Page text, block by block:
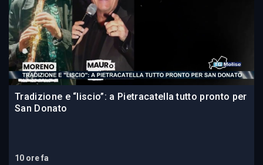
Tradizione e “liscio”: a Pietracatella tutto pronto per
San Donato
10 ore fa